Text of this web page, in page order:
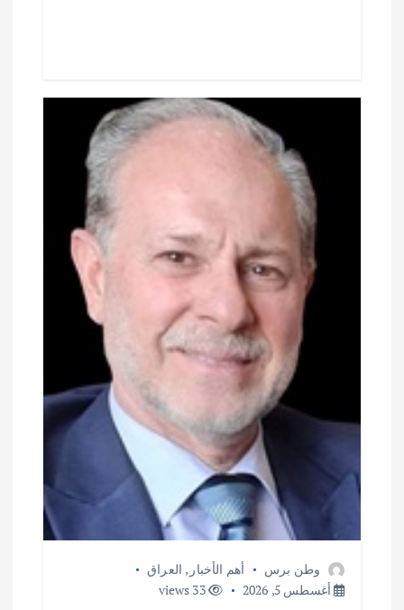
وطن برس أهم الأخبار , العراق
أغسطس 5, 2026
33 views